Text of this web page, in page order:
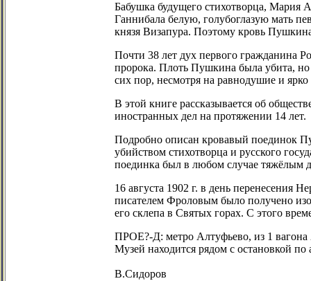
Бабушка будущего стихотворца, Мария
Ганнибала белую, голубоглазую мать
князя Визапура. Поэтому кровь
Почти 38 лет дух первого гражданина
пророка. Плоть Пушкина была убита,
сих пор, несмотря на равнодушие и
В этой книге рассказывается об
иностранных дел на протяжении 14 лет.
Подробно описан кровавый поединок
убийством стихотворца и русского
поединка был в любом случае тяжёлым
16 августа 1902 г. в день перенесения
писателем Фроловым было получено
его склепа в Святых горах. С этого
ПРОЕ?-Д: метро Алтуфьево, из 1 вагона
Музей находится рядом с остановкой по
В.Сидоров